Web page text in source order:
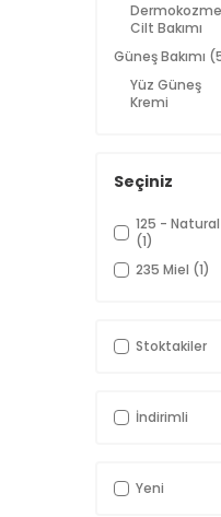
Cilt Bakımı
Güneş Bakımı
Yüz Güneş
Kremi
Ürünleri
Makyaj
(155)
Dudak Makyajı
Parfüm ve
Deodorant
Saç Bakımı
Seçiniz
125 -
(1)
235 Miel (1)
Stoktakiler
İndirimli
Yeni